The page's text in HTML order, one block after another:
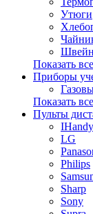
Утюги
Показать
Приборы
Показать
Пульты
IHandy
LG
Philips
Sharp
Sony